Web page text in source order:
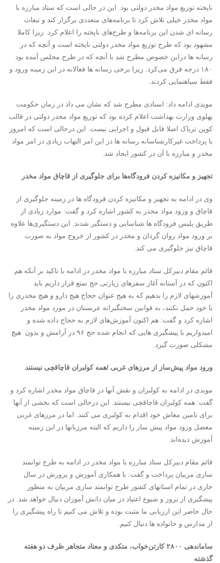
ناپخته توزیع مواد مخدر دولتی بود. این در حالی است که ستاد مبارزه با
مواد مخدر خیلی تلاش کرد تا برنامه‌های متعددی برگزار کند و تبعات
رسانه ای شدن این برنامه‌ها و طرح‌های ناپخته را اعلام کرد. زیرا کاملا
مشهود بود که طرح توزیع مواد مخدر دولتی ناپخته است و آنچه که در
رسانه ها دراین خصوص مطرح شد با آنچه که در طرح مجلس آمده بود
۱۸۰ درجه فرق می‌کرد. زیرا برخی رسانه ها فعالانه در این زمینه ورود و
فقط سیاهنمایی کردند.
مویدی ادامه داد: اسنادی مطرح شد که نشان می داد در زمان حکومت
پهلوی وزارت بهداشت اعلام کرده بود که توزیع مواد مخدر دولتی در قالب
کوپن تریاک اصلا قابل قبول و اجرایی نیست. این درحالی است که امروز
با پرداخت غیرکارشناسانه رسانه ها در این امر التهاب زیادی در امر مواد
مخدر و مبارزه با آن در کشور ایجاد شد.
تجهیز و مکانیزه کردن فرودگاه‌ها برای جلوگیری از قاچاق مواد مخدر
وی در ادامه به تجهیز و مکانیزه کردن فرودگاه ها در زمینه جلوگیری از
قاچاق و ورود مواد مخدر به کشور اشاره کرد و گفت: موارد زیادی از
طریق پلیس فرودگاه ها شناسایی و دستگیر شدند. این دستگیری‌ها علاوه
بر ورود مواد روان گردان و مخدر در کشور از خروج مواد به صورت
قاچاق نیز جلوگیری می کند.
قائم مقام دبیرکل ستاد مبارزه با مواد مخدر در ادامه با تاکید بر آنکه هم
اکنون که در آستانه آغاز سفرهای زیارتی حج تمتع قرار داریم باید
آموزشهای لازم را بدهیم که به هیج عنوان حجاج هیچ دارو و هیچ مخدری را
با خود حمل نکنند، به قوانین سختگیرانه عربستان در مورد مواد مخدر
اشاره کرد و گفت: هم اکنون آموزش‌های لازم به حجاج داده شده و
امیدواریم با پیشگیری هایی که انجام شده حج ۹۶ در آرامش و بدون هیچ
مشکلی صورت گیرد.
ورود مواد پیش‌ساز از مرزهای غربی /همه کولبران قاچاقچی نیستند
مویدی در ادامه به کولبران و نقش آنها در قاچاق مواد مخدر اشاره کرد و
گفت: همه کولبران قاچاقچی نیستند. این درحالی است که بخشی از آنها
برای تامین معاش خود اقدام به کولبری می کنند. اما در مرزهای غربی
معضل ورود مواد پیش ساز را داریم که البته مرزبانها در این زمینه
آموزش دیده‌اند.
قائم مقام دبیرکل ستاد مبارزه با مواد مخدر در ادامه به طرح توانمند
سازی مربیان پرداخت و گفت: با همکاری آموزش و پرورش در سال
جاری در تمام استانهای کشور طرح توانمند سازی مربیان به منظور
پیشگیری از بروز و شیوع اعتیاد در میان دانش آموزان دنبال خواهد شد. در
حال حاضر این ارزیابی ما مثبت بوده و تلاش می کنیم تا راه پیشگیری را
از مدارس و خانواده ها دنبال کنیم.
ساماندهی ۲۸۰۰ کارتن‌خواب، متکدی و معتاد متجاهر ظرف دو هفته
گذشته